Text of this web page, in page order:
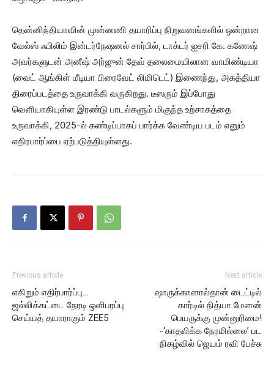
தென்னிந்தியாவின் முன்னணி தயாரிப்பு நிறுவனங்களில் ஒன்றான
வேல்ஸ் ஃபிலிம் இன்டர்நேஷனல் சார்பில், டாக்டர் ஐசரி கே. கணேஷ்
அவர்களுடன் அனீஷ் அர்ஜுன் தேவ் தலைமையிலான வாமிண்டியா
(வைட் ஆங்கிள் மீடியா பிரைவேட் லிமிடெட்) இணைந்து, அகத்தியா
திரைப்படத்தை உருவாக்கி வருகிறது. டீஸரும் இப்போது
வெளியாகியுள்ள இரண்டு பாடல்களும் மிகுந்த உற்சாகத்தை
உருவாக்கி, 2025-ல் கண்டிப்பாகப் பார்க்க வேண்டிய படம் எனும்
எதிரபார்ப்பை ஏற்படுத்தியுள்ளது.
Previous article
எகிறும் எதிர்பார்ப்பு…
ஜல்லிக்கட்டை நேரடி ஒளிபரப்பு
செய்யத் தயாராகும் ZEE5
Next article
ஷாருக்கானால்தான் டைட்டில்
கார்டில் நித்யா மேனன்
பெயருக்கு முன்னுரிமை!
-‘காதலிக்க நேரமில்லை’ பட
நிகழ்வில் ஜெயம் ரவி பேச்சு